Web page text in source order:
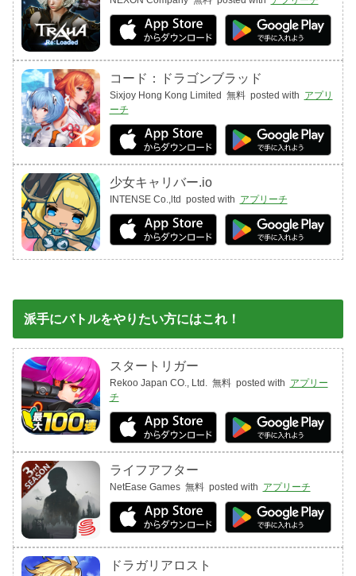
コード：ドラゴンブラッド
Sixjoy Hong Kong Limited 無料 posted with アプリ
ーチ
少女キャリバー.io
INTENSE Co.,ltd posted with アプリーチ
派手にバトルをやりたい方にはこれ！
スタートリガー
Rekoo Japan CO., Ltd. 無料 posted with アプリー
チ
ライフアフター
NetEase Games 無料 posted with アプリーチ
ドラガリアロスト